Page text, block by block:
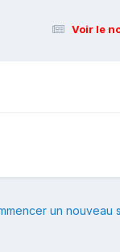
Voir le
un nouveau